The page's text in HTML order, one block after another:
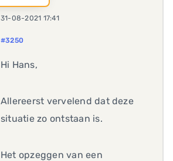
31-08-2021 17:41
#3250
Hi Hans,
Allereerst vervelend dat deze
situatie zo ontstaan is.
Het opzeggen van een